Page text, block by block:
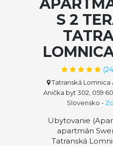
S 2
(24
Tatranská
Anička byt 302, 059
Slovensko -
Ubytovanie
apartmán
Tatranská